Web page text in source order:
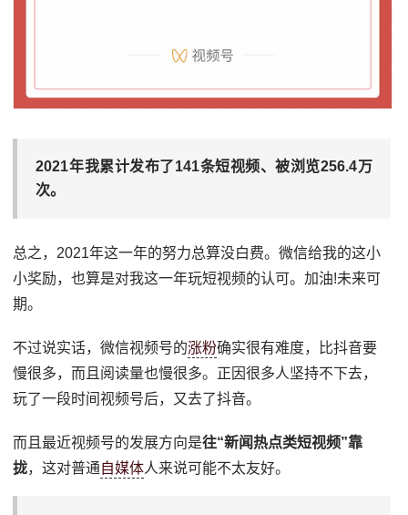
2021年我累计发布了141条短视频、被浏览256.4万
次。
总之，2021年这一年的努力总算没白费。微信给我的这小
小奖励，也算是对我这一年玩短视频的认可。加油!未来可
期。
不过说实话，微信视频号的涨粉确实很有难度，比抖音要
慢很多，而且阅读量也慢很多。正因很多人坚持不下去，
玩了一段时间视频号后，又去了抖音。
而且最近视频号的发展方向是往“新闻热点类短视频”靠
拢，这对普通自媒体人来说可能不太友好。